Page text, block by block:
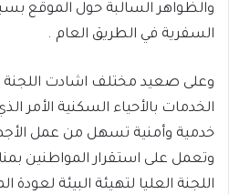
والظواهر السالبة حول الموقع
السفرية في الطريق العام .
وعلى صعيد مختلف اشادت
الخدمات بالأحياء السكنية الأمر
خدمية وأمنية تسهل من عمل
وتعمل على استقرار المواطنين
اللجنة العليا لتهيئة البيئة لعودة